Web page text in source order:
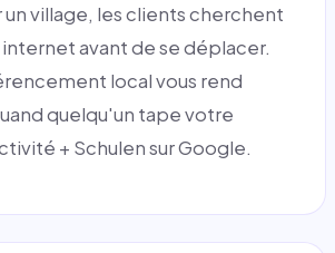
village, les clients cherchent
avant de se déplacer.
local vous rend
quelqu'un tape votre
+ Schulen sur Google.